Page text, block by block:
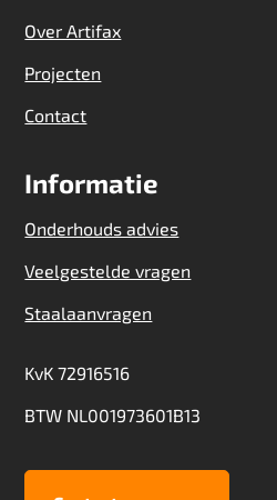
Over Artifax
Projecten
Contact
Informatie
Onderhouds advies
Veelgestelde vragen
Staalaanvragen
KvK 72916516
BTW NL001973601B13